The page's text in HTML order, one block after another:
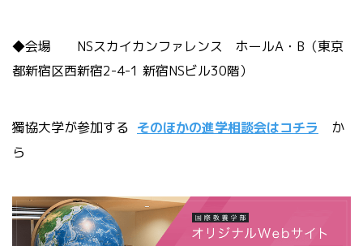
◆会場 NSスカイカンファレンス ホールA・B（東京
都新宿区西新宿2-4-1 新宿NSビル30階）
獨協大学が参加する そのほかの進学相談会はコチラ か
ら